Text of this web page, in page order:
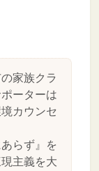
家族クラ
ーターは
カウンセ
らず』を
主義を大